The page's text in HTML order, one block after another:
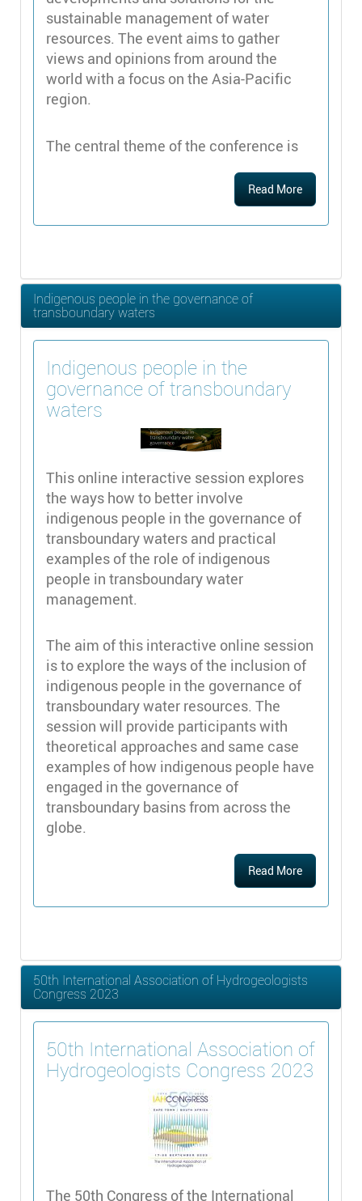
sustainable management of water
resources. The event aims to gather
views and opinions from around the
world with a focus on the Asia-Pacific
region.
The central theme of the conference is
Read More
Indigenous people in the governance of
transboundary waters
Indigenous people in the
governance of transboundary
waters
This online interactive session explores
the ways how to better involve
indigenous people in the governance of
transboundary waters and practical
examples of the role of indigenous
people in transboundary water
management.
The aim of this interactive online session
is to explore the ways of the inclusion of
indigenous people in the governance of
transboundary water resources. The
session will provide participants with
theoretical approaches and same case
examples of how indigenous people have
engaged in the governance of
transboundary basins from across the
globe.
Read More
50th International Association of Hydrogeologists
Congress 2023
50th International Association of
Hydrogeologists Congress 2023
The 50th Congress of the International